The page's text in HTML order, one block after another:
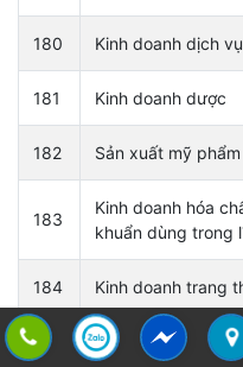
180 Kinh doanh dịch
181 Kinh doanh dược
182 Sản xuất mỹ phẩm
183
Kinh doanh hóa
khuẩn dùng trong
184 Kinh doanh trang
Kinh doanh dịch